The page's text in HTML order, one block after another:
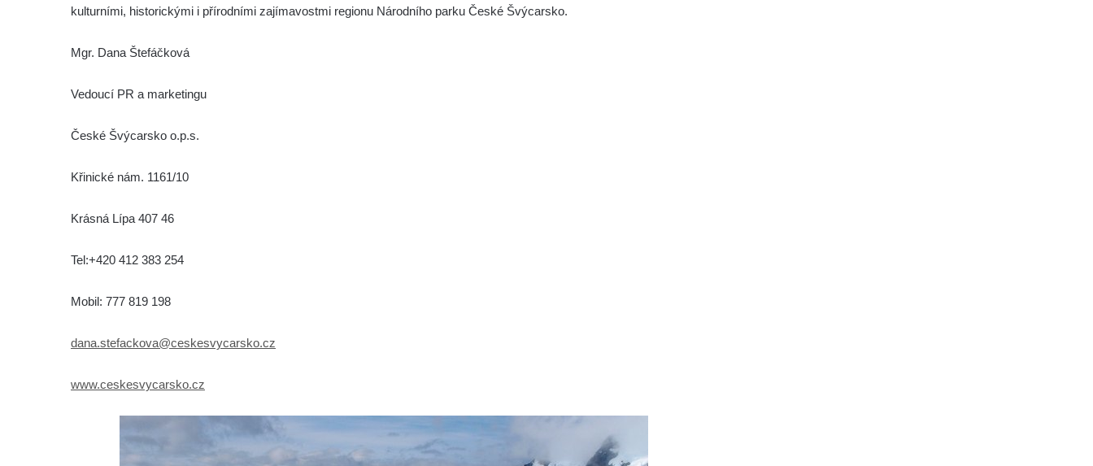
kulturními, historickými i přírodními zajímavostmi regionu Národního parku České Švýcarsko.
Mgr. Dana Štefáčková
Vedoucí PR a marketingu
České Švýcarsko o.p.s.
Křinické nám. 1161/10
Krásná Lípa 407 46
Tel:+420 412 383 254
Mobil: 777 819 198
dana.stefackova@ceskesvycarsko.cz
www.ceskesvycarsko.cz